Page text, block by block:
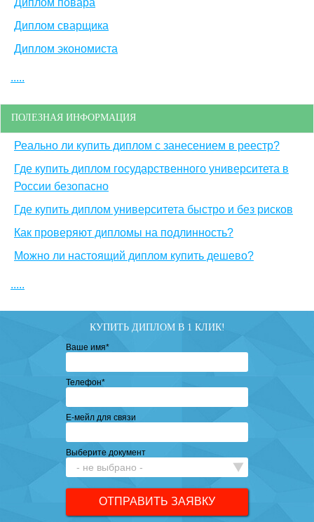
Диплом повара
Диплом сварщика
Диплом экономиста
.....
ПОЛЕЗНАЯ ИНФОРМАЦИЯ
Реально ли купить диплом с занесением в реестр?
Где купить диплом государственного университета в
России безопасно
Где купить диплом университета быстро и без рисков
Как проверяют дипломы на подлинность?
Можно ли настоящий диплом купить дешево?
.....
КУПИТЬ ДИПЛОМ В 1 КЛИК!
Ваше имя*
Телефон*
Е-мейл для связи
Выберите документ